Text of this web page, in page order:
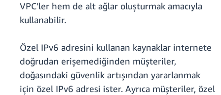
VPC'ler hem de alt ağlar oluşturmak amacıyla
kullanabilir.
Özel IPv6 adresini kullanan kaynaklar internete
doğrudan erişemediğinden müşteriler,
doğasındaki güvenlik artışından yararlanmak
için özel IPv6 adresi ister. Ayrıca müşteriler, özel